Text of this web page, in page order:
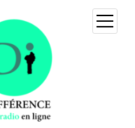
ouvrir
menu